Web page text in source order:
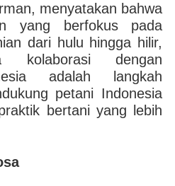
menyatakan bahwa
yang berfokus pada
dari hulu hingga hilir,
kolaborasi dengan
adalah langkah
petani Indonesia
bertani yang lebih